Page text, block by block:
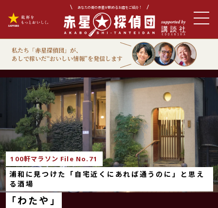
あなたの街の赤星が飲めるお店をご紹介！
私たち「赤星探偵団」が、
あしで稼いだ“おいしい情報”を発信します
100軒マラソン File No.71
浦和に見つけた「自宅近くにあれば通うのに」と思え
る酒場
「わたや」